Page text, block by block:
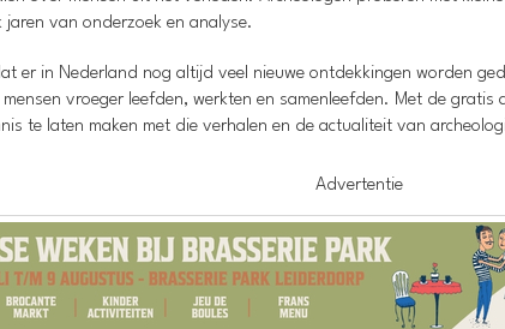
van onderzoek en analyse.
er in Nederland nog altijd veel nieuwe ontdekkingen worden
vroeger leefden, werkten en samenleefden. Met de
te laten maken met die verhalen en de actualiteit van
Advertentie